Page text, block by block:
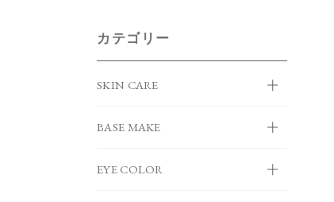
カテゴリー
SKIN CARE
BASE MAKE
EYE COLOR